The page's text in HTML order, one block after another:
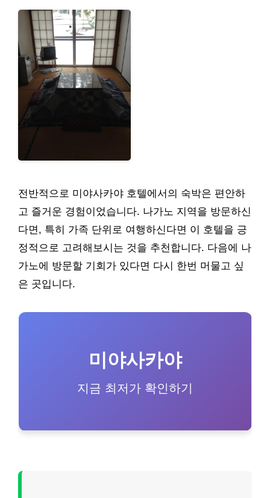
전반적으로 미야사카야 호텔에서의 숙박은 편안하
고 즐거운 경험이었습니다. 나가노 지역을 방문하신
다면, 특히 가족 단위로 여행하신다면 이 호텔을 긍
정적으로 고려해보시는 것을 추천합니다. 다음에 나
가노에 방문할 기회가 있다면 다시 한번 머물고 싶
은 곳입니다.
미야사카야
지금 최저가 확인하기